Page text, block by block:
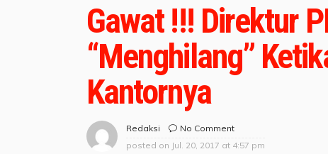
Gawat !!! Direktur
“Menghilang”
Kantornya
Redaksi
No Comment
posted on Jul. 20, 2017 at 4:57 pm